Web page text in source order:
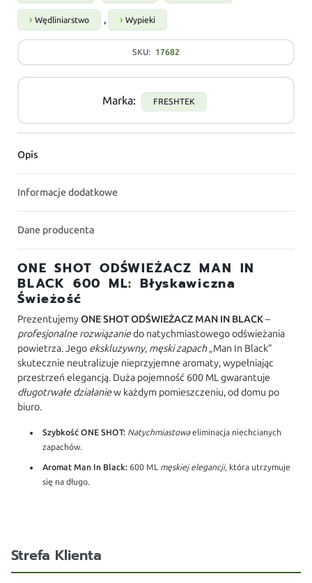
Wędliniarstwo , Wypieki
SKU: 17682
Marka: FRESHTEK
Opis
Informacje dodatkowe
Dane producenta
ONE SHOT ODŚWIEŻACZ MAN IN
BLACK 600 ML: Błyskawiczna
Świeżość
PrezentujemyONE SHOT ODŚWIEŻACZ MAN IN BLACK–
profesjonalne rozwiązaniedo natychmiastowego odświeżania
powietrza. Jego ekskluzywny, męski zapach„Man In Black”
skutecznie neutralizuje nieprzyjemne aromaty, wypełniając
przestrzeń elegancją. Duża pojemność 600 ML gwarantuje
długotrwałe działaniew każdym pomieszczeniu, od domu po
biuro.
Szybkość ONE SHOT: Natychmiastowaeliminacja niechcianych
zapachów.
Aromat Man In Black: 600 ML męskiej elegancji, która utrzymuje
się na długo.
Strefa Klienta